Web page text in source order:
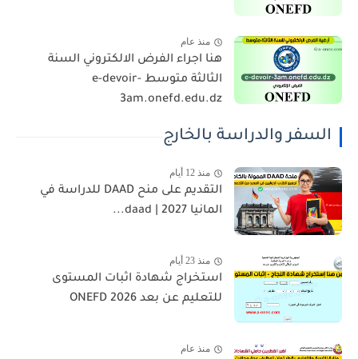
منذ عام
هنا اجراء الفرض الالكتروني السنة
الثالثة متوسط e-devoir-
3am.onefd.edu.dz
السفر والدراسة بالخارج
منذ 12 أيام
التقديم على منح DAAD للدراسة في
المانيا 2027 | daad...
منذ 23 أيام
استخراج شهادة اثبات المستوى
للتعليم عن بعد 2026 ONEFD
منذ عام